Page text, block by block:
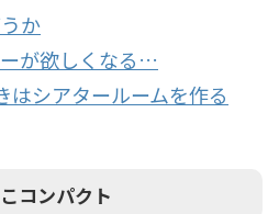
か
が欲しくなる…
はシアタールームを作る
コンパクト